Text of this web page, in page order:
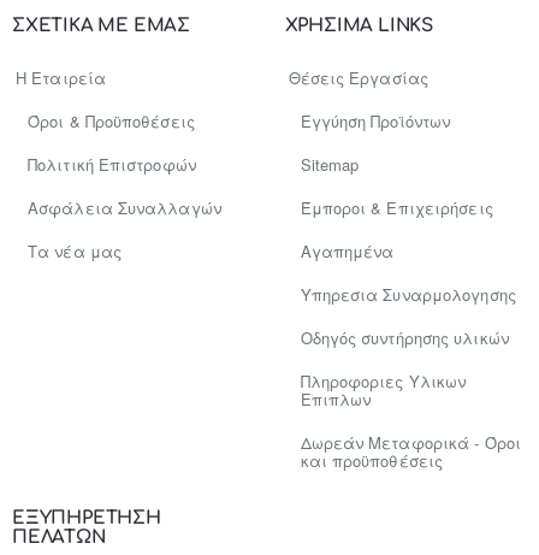
ΣΧΕΤΙΚΑ ΜΕ ΕΜΑΣ
Η Εταιρεία
Όροι & Προϋποθέσεις
Πολιτική Επιστροφών
Ασφάλεια Συναλλαγών
Tα νέα μας
ΧΡΗΣΙΜΑ LINKS
Θέσεις Εργασίας
Εγγύηση Προϊόντων
Sitemap
Έμποροι & Επιχειρήσεις
Αγαπημένα
Υπηρεσια Συναρμολογησης
Οδηγός συντήρησης υλικών
Πληροφοριες Υλικων
Επιπλων
Δωρεάν Μεταφορικά - Όροι
και προϋποθέσεις
ΕΞΥΠΗΡΕΤΗΣΗ
ΠΕΛΑΤΩΝ
σας..